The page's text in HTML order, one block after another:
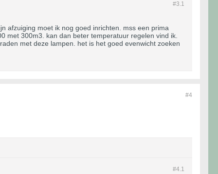
#3.1
afzuiging moet ik nog goed inrichten. mss een prima
met 300m3. kan dan beter temperatuur regelen vind ik.
met deze lampen. het is het goed evenwicht zoeken
#4
#4.1